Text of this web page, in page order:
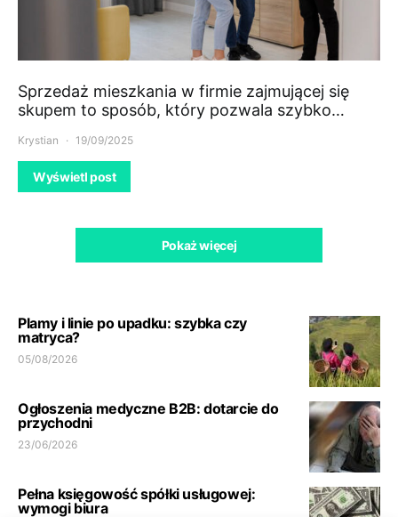
Sprzedaż mieszkania w firmie zajmującej się
skupem to sposób, który pozwala szybko…
Krystian 19/09/2025
Wyświetl post
Pokaż więcej
Plamy i linie po upadku: szybka czy
matryca?
05/08/2026
Ogłoszenia medyczne B2B: dotarcie do
przychodni
23/06/2026
Pełna księgowość spółki usługowej:
wymogi biura